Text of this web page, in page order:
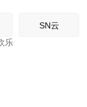
SN云
乐